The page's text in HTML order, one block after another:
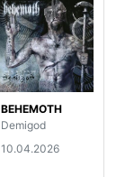
BEHEMOTH
Demigod
10.04.2026